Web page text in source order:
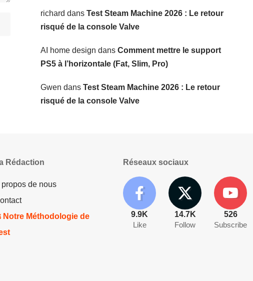
richard dans Test Steam Machine 2026 : Le retour
risqué de la console Valve
AI home design dans Comment mettre le support
PS5 à l’horizontale (Fat, Slim, Pro)
Gwen dans Test Steam Machine 2026 : Le retour
risqué de la console Valve
Rédaction
propos de nous
Notre Méthodologie de
Réseaux sociaux
9.9K
Like
14.7K
Follow
526
Subscribe